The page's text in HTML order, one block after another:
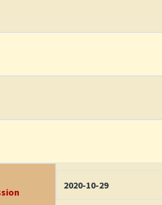
2020-10-29